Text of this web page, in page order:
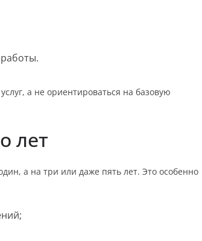
а не ориентироваться на базовую
лет
а на три или даже пять лет. Это особенно